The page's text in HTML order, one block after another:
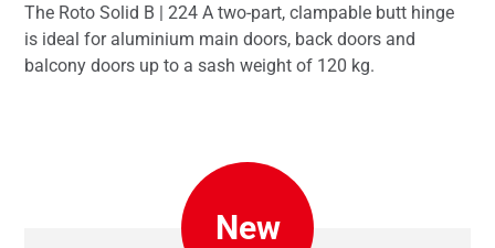
The Roto Solid B | 224 A two-part, clampable butt hinge
is ideal for aluminium main doors, back doors and
balcony doors up to a sash weight of 120 kg.
New